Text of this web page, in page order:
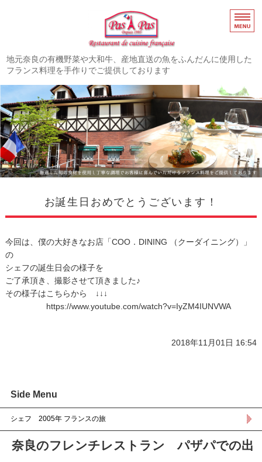
奈良市高の原のフ
地元奈良の有機野菜や大和牛、産地直送の魚をふんだんに使用した
フランス料理を手作りでご提供しております
お知らせ
メニュー
店舗概要・アクセス
よくあるご質問
お誕生日おめでとうございます！
今回は、僕の大好きなお店「COO．DINING （クーダイニング）」
の
シェフの誕生日会の様子を
ご了承頂き、撮影させて頂きました♪
その様子はこちらから ↓↓↓
https://www.youtube.com/watch?v=IyZM4IUNVWA
2018年11月01日 16:54
Side Menu
シェフ 2005年 フランスの旅
奈良のフレンチレストラン パザパでの出